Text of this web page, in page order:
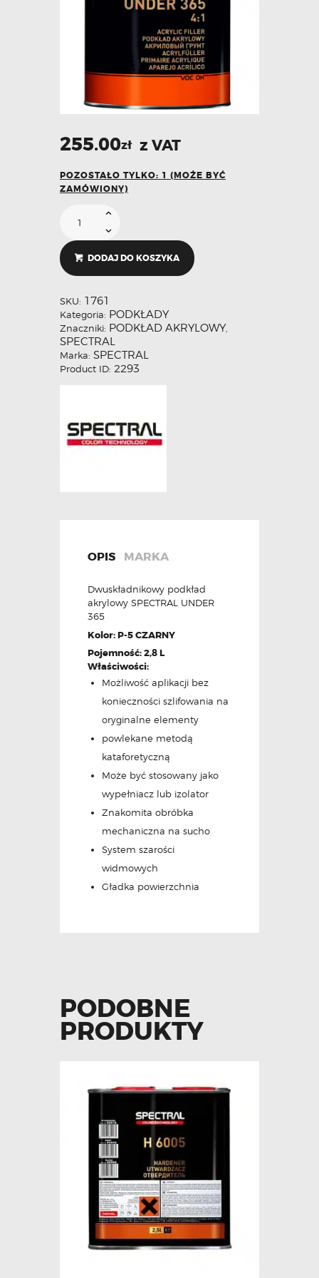
255.00zł z VAT
POZOSTAŁO TYLKO: 1 (MOŻE BYĆ
ZAMÓWIONY)
DODAJ DO KOSZYKA
SKU: 1761
Kategoria: PODKŁADY
Znaczniki: PODKŁAD AKRYLOWY,
SPECTRAL
Marka: SPECTRAL
Product ID: 2293
OPIS MARKA
Dwuskładnikowy podkład
akrylowy SPECTRAL UNDER
365
Kolor: P-5 CZARNY
Pojemność: 2,8 L
Właściwości:
Możliwość aplikacji bez
konieczności szlifowania na
oryginalne elementy
powlekane metodą
kataforetyczną
Może być stosowany jako
wypełniacz lub izolator
Znakomita obróbka
mechaniczna na sucho
System szarości
widmowych
Gładka powierzchnia
PODOBNE
PRODUKTY